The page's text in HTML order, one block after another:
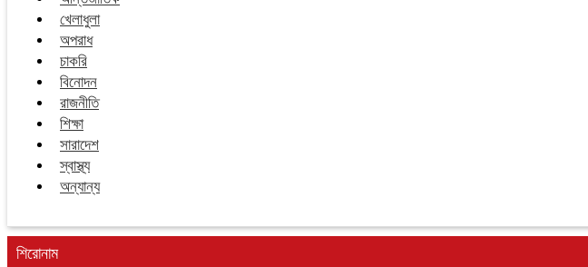
খেলাধুলা
অপরাধ
চাকরি
বিনোদন
রাজনীতি
শিক্ষা
সারাদেশ
স্বাস্থ্য
অন্যান্য
শিরোনাম